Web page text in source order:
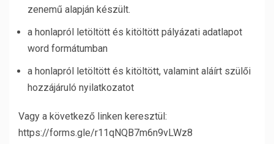
zenemű alapján készült.
a honlapról letöltött és kitöltött pályázati adatlapot
word formátumban
a honlapról letöltött és kitöltött, valamint aláírt szülői
hozzájáruló nyilatkozatot
Vagy a következő linken keresztül:
https://forms.gle/r11qNQB7m6n9vLWz8